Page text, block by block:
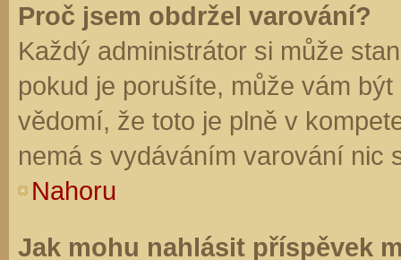
Proč jsem obdržel varování?
Každý administrátor si může
pokud je porušíte, může vám
vědomí, že toto je plně v
nemá s vydáváním varování nic
Nahoru
Jak mohu nahlásit příspěvek